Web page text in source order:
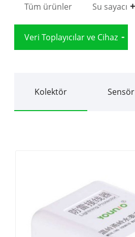
Tüm ürünler Su sayacı
Veri Toplayıcılar ve Cihaz
Kolektör Sensör